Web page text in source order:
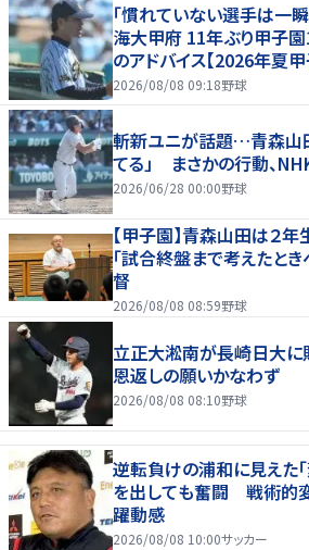
「慣れていない選手は一
海大甲府 11年ぶり甲子
のアドバイス【2026年夏甲
2026/08/08 09:18野球
斬新ユニが話題…青森山
てる」 まさかの行動、
2026/06/28 00:00野球
【甲子園】青森山田は２
「試合終盤まで考えたと
督
2026/08/08 08:59野球
立正大淞南が長崎日大
恩返しの願いかなわず
2026/08/08 08:10野球
逆転負けの浦和に見えた
を出しても奮闘 戦術的
躍動感
2026/08/08 10:00サッカー